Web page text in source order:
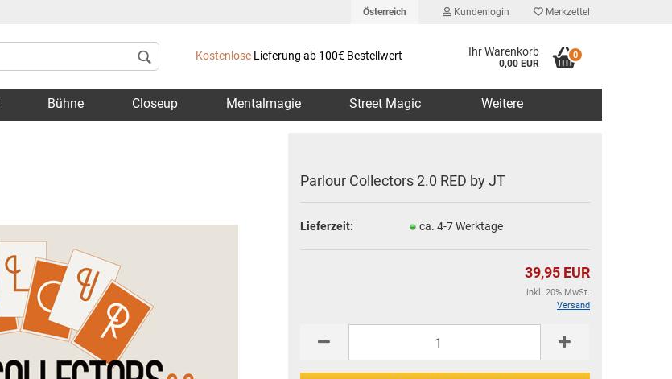
Österreich
Lieferland
Kundenlogin
Konto erstellen
Merkzettel
Kostenlose Lieferung ab 100€ Bestellwert Ihr Warenkorb
0,00 EUR
0
Bühne Closeup Mentalmagie Street Magic Weitere
Parlour Collectors 2.0 RED by JT
Lieferzeit: ca. 4-7 Werktage
39,95 EUR
inkl. 20% MwSt.
Versand